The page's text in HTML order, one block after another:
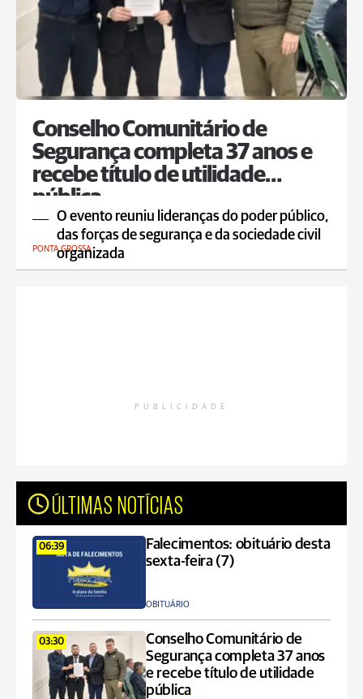
Conselho Comunitário de
Segurança completa 37 anos e
recebe título de utilidade
pública
O evento reuniu lideranças do poder público,
das forças de segurança e da sociedade civil
organizada
PONTA GROSSA
PUBLICIDADE
ÚLTIMAS NOTÍCIAS
06:39
Falecimentos: obituário desta
sexta-feira (7)
OBITUÁRIO
03:30
Conselho Comunitário de
Segurança completa 37 anos
e recebe título de utilidade
pública